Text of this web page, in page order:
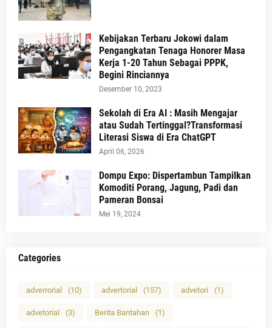
Kebijakan Terbaru Jokowi dalam
Pengangkatan Tenaga Honorer Masa
Kerja 1-20 Tahun Sebagai PPPK,
Begini Rinciannya
Desember 10, 2023
Sekolah di Era AI : Masih Mengajar
atau Sudah Tertinggal?Transformasi
Literasi Siswa di Era ChatGPT
April 06, 2026
Dompu Expo: Dispertambun Tampilkan
Komoditi Porang, Jagung, Padi dan
Pameran Bonsai
Mei 19, 2024
Categories
adverrorial (10) advertorial (157) advetori (1)
advetorial (3) Berita Bantahan (1)